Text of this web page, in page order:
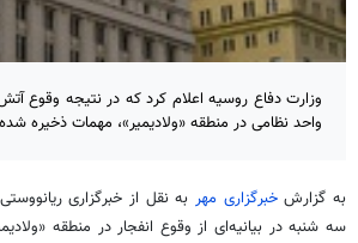
وزارت دفاع روسیه اعلام کرد که در نتیجه وقوع
واحد نظامی در منطقه «ولادیمیر»، مهمات ذخیره
به گزارشخبرگزاری مهربه نقل از خبرگزاریریانووستی
سه شنبه در بیانیه‌ای از وقوع انفجار در منطقه